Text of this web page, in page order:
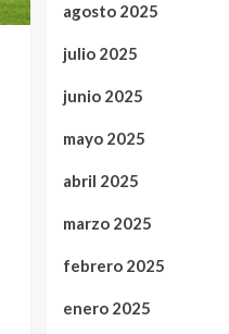
agosto 2025
julio 2025
junio 2025
mayo 2025
abril 2025
marzo 2025
febrero 2025
enero 2025